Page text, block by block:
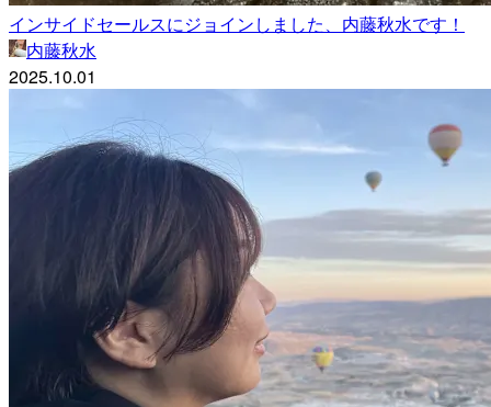
インサイドセールスにジョインしました、内藤秋水です！
内藤秋水
2025.10.01